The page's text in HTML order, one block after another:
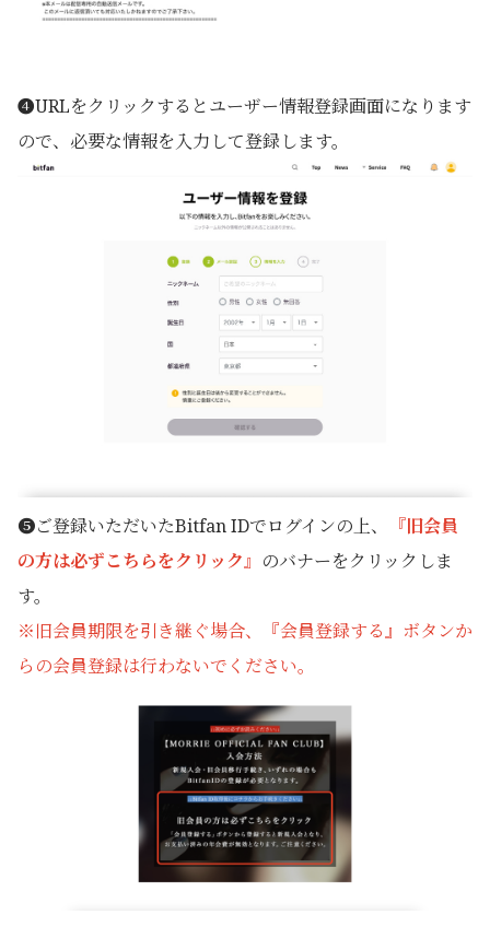
❹URLをクリックするとユーザー情報登録画面になります
ので、必要な情報を入力して登録します。
❺ご登録いただいたBitfan IDでログインの上、
『旧会員
の方は必ずこちらをクリック』 のバナーをクリックしま
す。
※旧会員期限を引き継ぐ場合、『会員登録する』ボタンか
らの会員登録は行わないでください。